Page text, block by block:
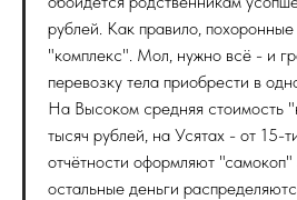
рублей. Как правило,
"комплекс". Мол, нужно всё - и
перевозку тела приобрести в
На Высоком средняя стоимость
тысяч рублей, на Усятах - от 15-
отчётности оформляют
остальные деньги